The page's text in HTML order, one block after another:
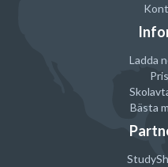
Ladda
Bästa